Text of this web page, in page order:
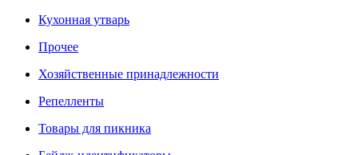
Кухонная утварь
Прочее
Хозяйственные принадлежности
Репелленты
Товары для пикника